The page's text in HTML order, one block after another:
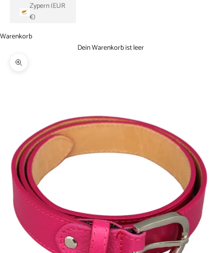
Zypern (EUR
€)
Warenkorb
Dein Warenkorb ist leer
Bild vergrößern